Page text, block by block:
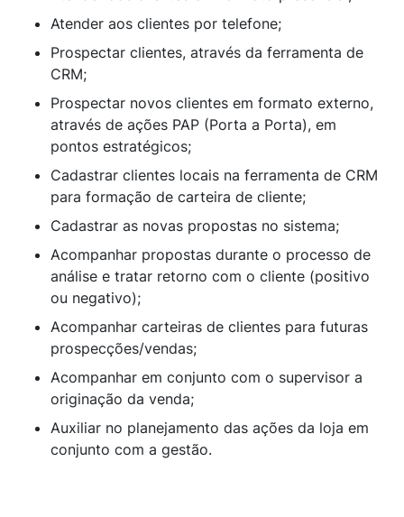
Atender aos clientes por telefone;
Prospectar clientes, através da ferramenta de
CRM;
Prospectar novos clientes em formato externo,
através de ações PAP (Porta a Porta), em
pontos estratégicos;
Cadastrar clientes locais na ferramenta de CRM
para formação de carteira de cliente;
Cadastrar as novas propostas no sistema;
Acompanhar propostas durante o processo de
análise e tratar retorno com o cliente (positivo
ou negativo);
Acompanhar carteiras de clientes para futuras
prospecções/vendas;
Acompanhar em conjunto com o supervisor a
originação da venda;
Auxiliar no planejamento das ações da loja em
conjunto com a gestão.